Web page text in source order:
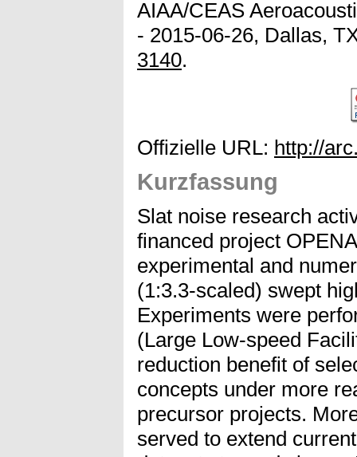
AIAA/CEAS
- 2015-06-26, Dallas,
3140.
Offizielle URL: http://
Kurzfassung
Slat noise research
financed project
experimental and
(1:3.3-scaled) swept
Experiments were
(Large Low-speed
reduction benefit of
concepts under more
precursor projects.
served to extend